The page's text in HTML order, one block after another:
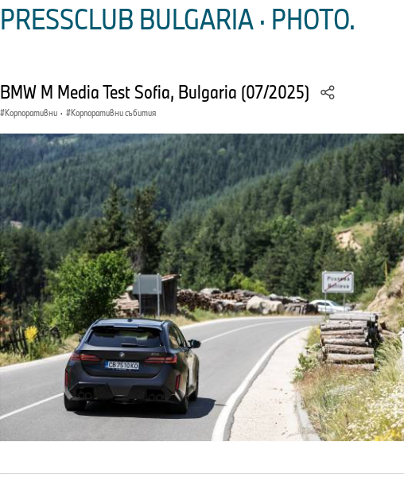
PRESSCLUB BULGARIA · PHOTO.
BMW M Media Test Sofia, Bulgaria (07/2025)
Корпоративни · Корпоративни събития